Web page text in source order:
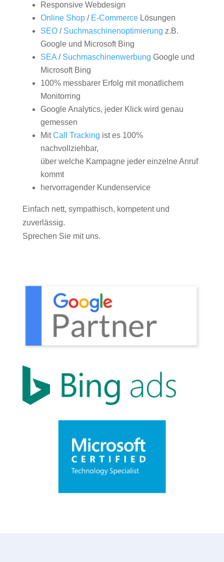
Responsive Webdesign
Online Shop/ E-CommerceLösungen
SEO/ Suchmaschinenoptimierung z.B.
Google und Microsoft Bing
SEA/ Suchmaschinenwerbung Google und
Microsoft Bing
100% messbarer Erfolg mit monatlichem
Monitorring
Google Analytics, jeder Klick wird genau
gemessen
MitCall Tracking ist es 100%
nachvollziehbar,
über welche Kampagne jeder einzelne Anruf
kommt
hervorragender Kundenservice
Einfach nett, sympathisch, kompetent und
zuverlässig.
Sprechen Sie mit uns.